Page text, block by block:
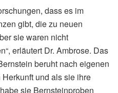
dass es im
gibt, die zu neuen
sie waren nicht
erläutert Dr. Ambrose. Das
beruht nach eigenen
und als sie ihre
sie Bernsteinproben